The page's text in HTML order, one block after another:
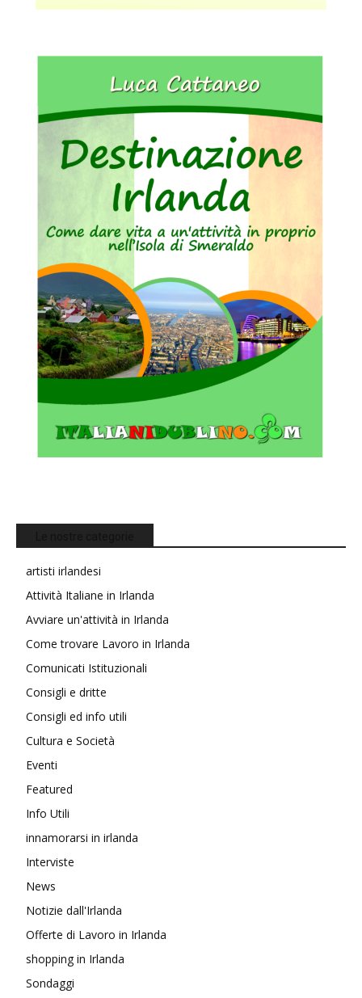
artisti irlandesi
Attività Italiane in Irlanda
Avviare un'attività in Irlanda
Come trovare Lavoro in Irlanda
Comunicati Istituzionali
Consigli e dritte
Consigli ed info utili
Cultura e Società
Eventi
Featured
Info Utili
innamorarsi in irlanda
Interviste
News
Notizie dall'Irlanda
Offerte di Lavoro in Irlanda
shopping in Irlanda
Sondaggi